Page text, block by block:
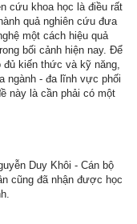
cứu khoa học là điều rất
quả nghiên cứu đưa
một cách hiệu quả
bối cảnh hiện nay. Để
đủ kiến thức và kỹ năng,
ngành - đa lĩnh vực phối
này là cần phải có một
Duy Khôi - Cán bộ
cũng đã nhận được học